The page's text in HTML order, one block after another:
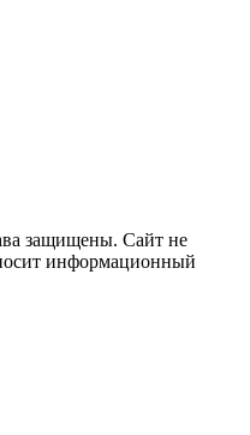
защищены. Сайт не
информационный